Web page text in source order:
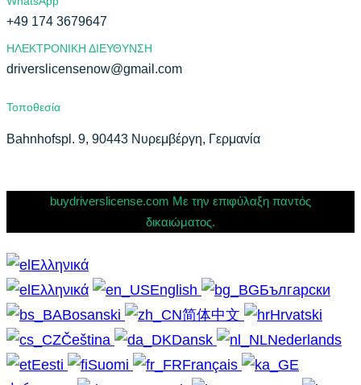
+49 174 3679647
ΗΛΕΚΤΡΟΝΙΚΗ ΔΙΕΥΘΥΝΣΗ
driverslicensenow@gmail.com
Τοποθεσία
Bahnhofspl. 9, 90443 Νυρεμβέργη, Γερμανία
buydriverslicense.com Με την επιφύλαξη παντός
δικαιώματος.
Ελληνικά
Ελληνικά
English
Български
Bosanski
简体中文
Hrvatski
Čeština
Dansk
Nederlands
Eesti
Suomi
Français